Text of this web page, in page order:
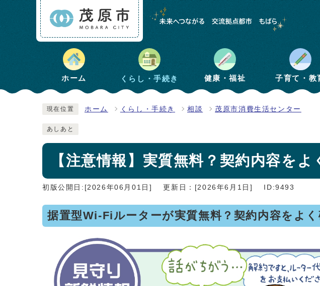
ホーム くらし・手続き 健康・福祉 子育て・教
現在位置 ホーム くらし・手続き 相談 茂原市消費生活センター
あしあと
【注意情報】実質無料？契約内容をよ
初版公開日:[2026年06月01日] 更新日：[2026年6月1日] ID:9493
据置型Wi-Fiルーターが実質無料？契約内容をよく